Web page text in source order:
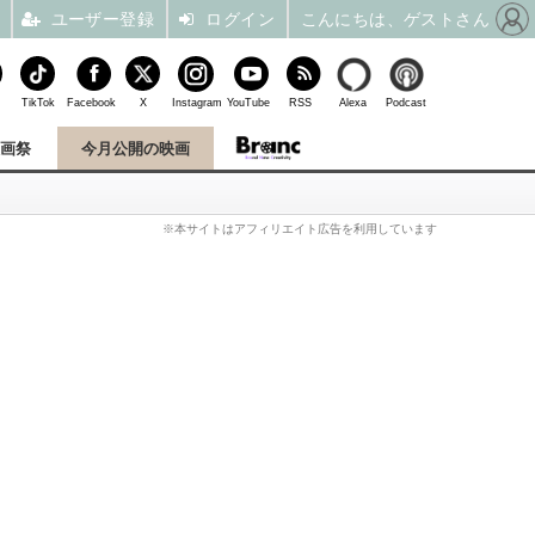
祭 今月公開の映画
※本サイトはアフィリエイト広告を利用しています
TikTok Facebook X Instagram YouTube RSS Alexa Podcast
ユーザー登録 ログイン こんにちは、ゲストさん